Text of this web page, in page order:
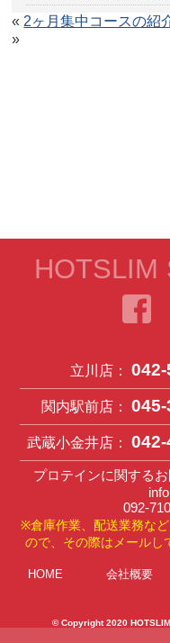
« 2ヶ月集中コースの紹
»
HOTSLIM
立川店：
関内駅前店：
武蔵小金井店：
プロテインに関する
092-
※倉庫作業、配送業務な
ので、その際はメールし
HOME 会社概要
© Copyright 2020